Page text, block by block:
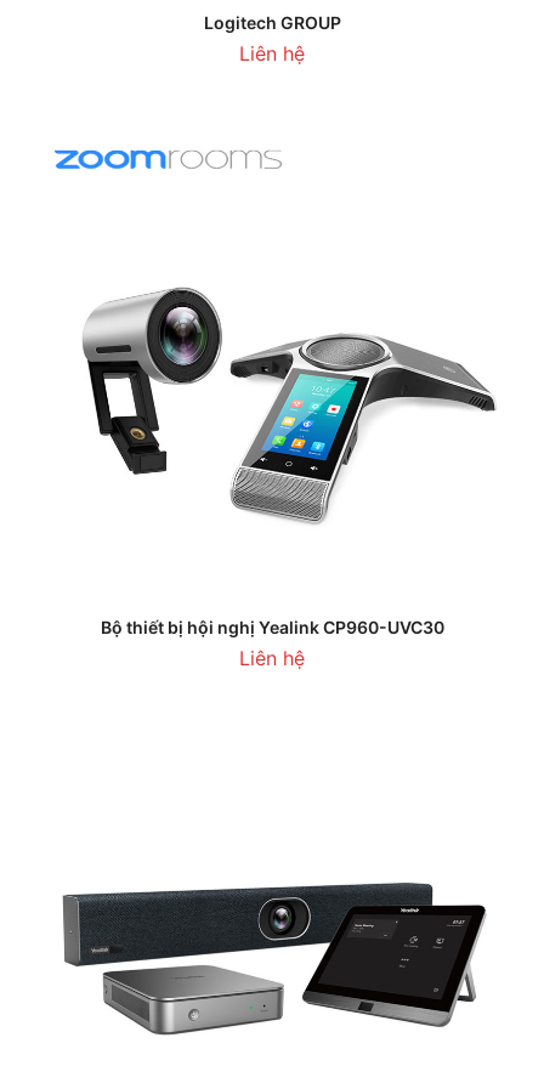
Logitech GROUP
Liên hệ
Bộ thiết bị hội nghị Yealink CP960-UVC30
Liên hệ